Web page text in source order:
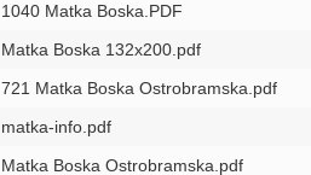
1040 Matka Boska.PDF
Matka Boska 132x200.pdf
721 Matka Boska Ostrobramska.pdf
matka-info.pdf
Matka Boska Ostrobramska.pdf